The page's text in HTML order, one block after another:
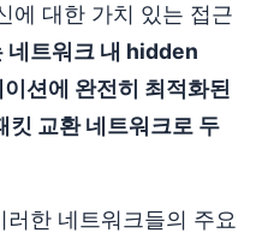
에 대한 가치 있는 접근
네트워크 내 hidden
션에 완전히 최적화된
킷 교환 네트워크로 두
한 네트워크들의 주요